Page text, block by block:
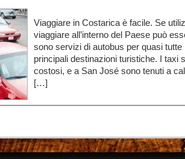
Viaggiare in Costarica è facile. Se
viaggiare all’interno del Paese può
sono servizi di autobus per quasi
principali destinazioni turistiche. I taxi
costosi, e a San José sono tenuti a
[…]